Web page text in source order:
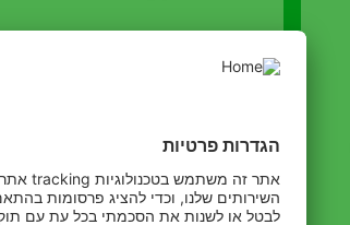
סידלי טופ
קבוצות שונות להפחתת סיכון
לעמידות וליעילות גבוהה